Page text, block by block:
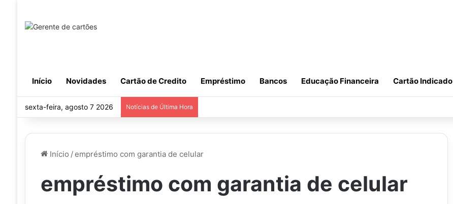
Início Novidades Cartão de Credito Empréstimo Bancos Educação Financeira Cartão Indicado
sexta-feira, agosto 7 2026 Notícias de Última Hora
Início /empréstimo com garantia de celular
empréstimo com garantia de celular